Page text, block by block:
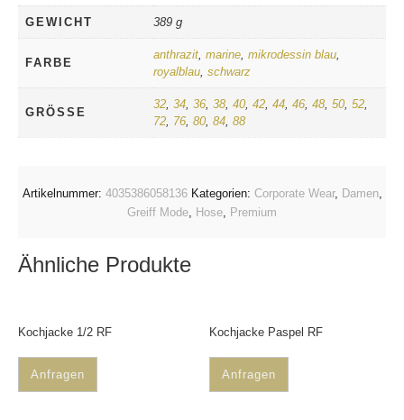
GEWICHT 389 g
FARBE
anthrazit, marine, mikrodessin blau,
royalblau, schwarz
GRÖSSE
32, 34, 36, 38, 40, 42, 44, 46, 48, 50, 52,
72, 76, 80, 84, 88
Artikelnummer: 4035386058136 Kategorien: Corporate Wear, Damen,
Greiff Mode, Hose, Premium
Ähnliche Produkte
Kochjacke 1/2 RF
Anfragen
Kochjacke Paspel RF
Anfragen